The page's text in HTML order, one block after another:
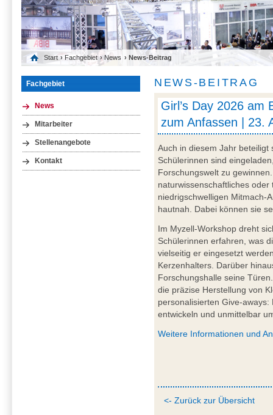
Start › Fachgebiet › News › News-Beitrag
Fachgebiet
News
Mitarbeiter
Stellenangebote
Kontakt
NEWS-BEITRAG
Girl’s Day 2026 am
zum Anfassen | 23.
Auch in diesem Jahr beteiligt
Schülerinnen sind
Forschungswelt zu
naturwissenschaftliches
niedrigschwelligen Mitmach-
hautnah. Dabei können sie
Im Myzell-Workshop dreht
Schülerinnen erfahren, was
vielseitig er eingesetzt
Kerzenhalters. Darüber
Forschungshalle seine
die präzise Herstellung von
personalisierten Give-
entwickeln und unmittelbar
Weitere Informationen und
<- Zurück zur Übersicht